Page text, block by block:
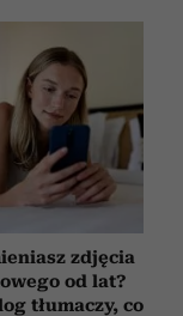
zdjęcia
od lat?
tłumaczy, co